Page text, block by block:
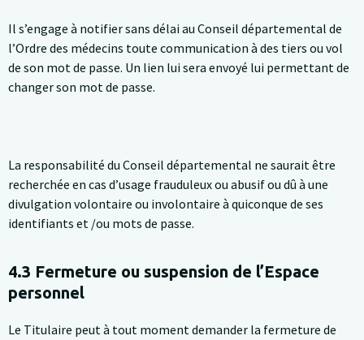
Il s’engage à notifier sans délai au Conseil départemental de
l’Ordre des médecins toute communication à des tiers ou vol
de son mot de passe. Un lien lui sera envoyé lui permettant de
changer son mot de passe.
La responsabilité du Conseil départemental ne saurait être
recherchée en cas d’usage frauduleux ou abusif ou dû à une
divulgation volontaire ou involontaire à quiconque de ses
identifiants et /ou mots de passe.
4.3 Fermeture ou suspension de l’Espace
personnel
Le Titulaire peut à tout moment demander la fermeture de